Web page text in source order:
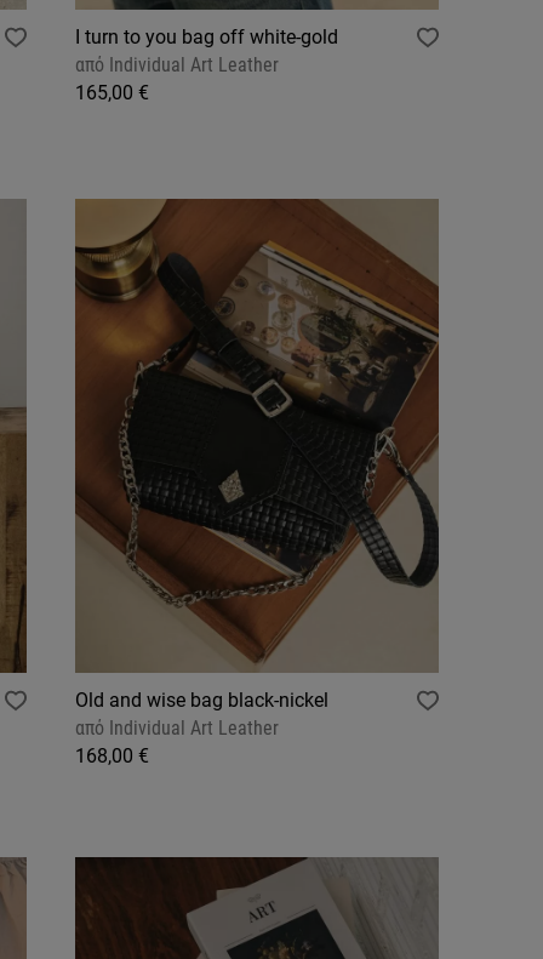
I turn to you bag off white-gold
από Individual Art Leather
165,00 €
Old and wise bag black-nickel
από Individual Art Leather
168,00 €